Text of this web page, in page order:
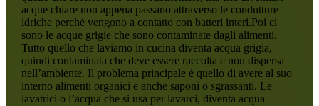
acque chiare non appena passano attraverso le condutture
idriche perché vengono a contatto con batteri interi.Poi ci
sono le acque grigie che sono contaminate dagli alimenti.
Tutto quello che laviamo in cucina diventa acqua grigia,
quindi contaminata che deve essere raccolta e non dispersa
nell’ambiente. Il problema principale è quello di avere al suo
interno alimenti organici e anche saponi o sgrassanti. Le
lavatrici o l’acqua che si usa per lavarci, diventa acqua